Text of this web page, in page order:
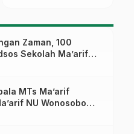
Zaman, 100
Sekolah Ma’arif
Pelatihan Literasi
MTs Ma’arif
NU Wonosobo